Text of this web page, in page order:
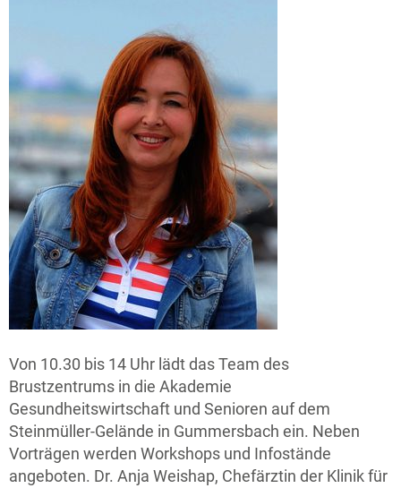
Von 10.30 bis 14 Uhr lädt das Team des
Brustzentrums in die Akademie
Gesundheitswirtschaft und Senioren auf dem
Steinmüller-Gelände in Gummersbach ein. Neben
Vorträgen werden Workshops und Infostände
angeboten. Dr. Anja Weishap, Chefärztin der Klinik für